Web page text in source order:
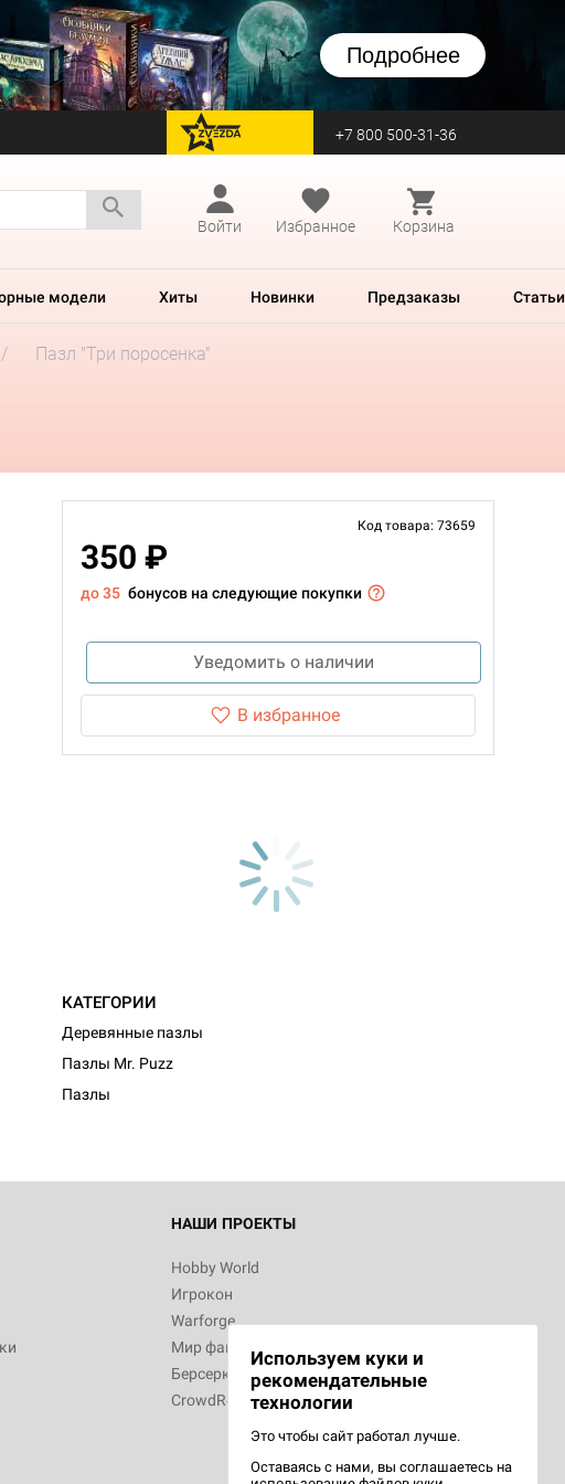
Подробнее
перейти на Zvezda +7 800 500-31-36
Войти
Избранное Корзина
модели Хиты Новинки Предзаказы Статьи
Пазл "Три поросенка"
Код товара: 73659
350 ₽
до 35 бонусов на следующие покупки
Уведомить о наличии
В избранное
КАТЕГОРИИ
Деревянные пазлы
Пазлы Mr. Puzz
Пазлы
НАШИ ПРОЕКТЫ
Hobby World
Игрокон
Warforge
Мир фантастики
Берсерк
CrowdRepublic
Используем куки и
рекомендательные
технологии
Это чтобы сайт работал лучше.
Оставаясь с нами, вы соглашаетесь на